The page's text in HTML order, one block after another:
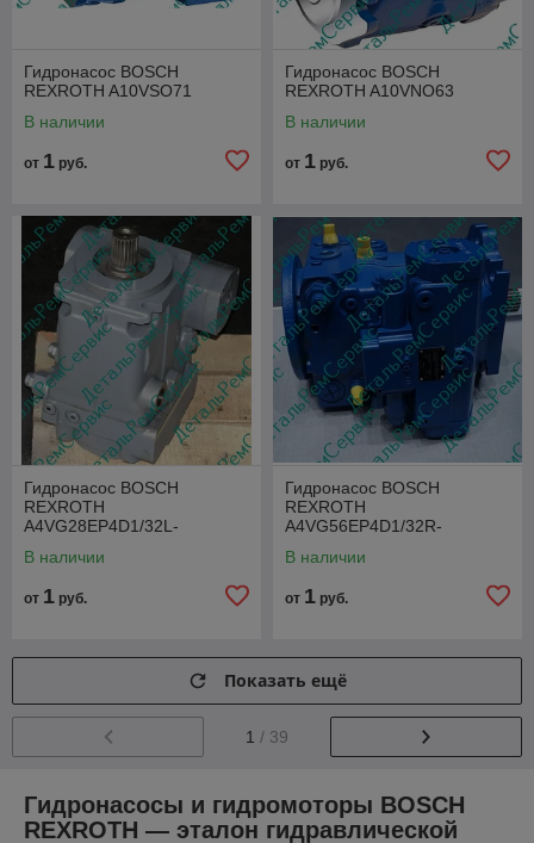
Гидронасос BOSCH
REXROTH A10VSO71
В наличии
от 1 руб.
Гидронасос BOSCH
REXROTH A10VNO63
В наличии
от 1 руб.
Гидронасос BOSCH
REXROTH
A4VG28EP4D1/32L-
В наличии
от 1 руб.
Гидронасос BOSCH
REXROTH
A4VG56EP4D1/32R-
В наличии
от 1 руб.
Показать ещё
1 / 39
Гидронасосы и гидромоторы BOSCH
REXROTH — эталон гидравлической